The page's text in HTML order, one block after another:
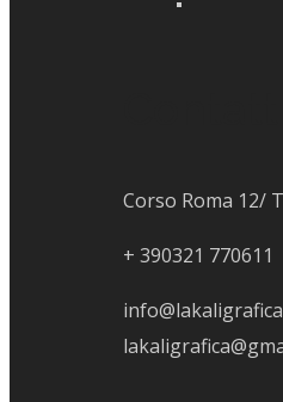
Corso Roma 12/
+ 390321 770611